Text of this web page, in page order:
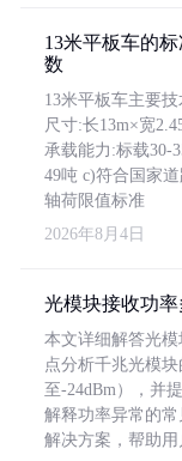
13米平板车的
数
13米平板车主要
尺寸:长13m×宽
承载能力:标载30-
49吨 c)符合国家
轴荷限值标准
2026年8月4日
光模块接收功
本文详细解答光
点分析千兆光模
至-24dBm），并
解释功率异常的
解决方案，帮助用